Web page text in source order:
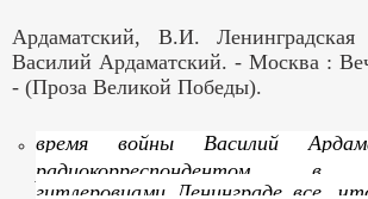
Ардаматский, В.И.
Василий Ардаматский. - Москва :
- (Проза Великой Победы).
время войны Василий
радиокорреспондентом в
гитлеровцами Ленинграде все,